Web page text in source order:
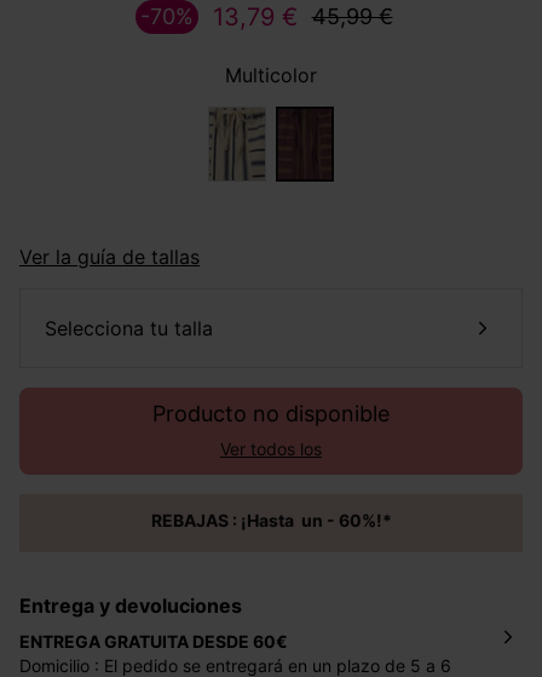
13,79 € 45,99 €
-70%
Multicolor
Ver la guía de tallas
selecciona tu talla
Producto no disponible
Ver todos los
REBAJAS : ¡Hasta un - 60%!*
Entrega y devoluciones
ENTREGA GRATUITA DESDE 60€
Domicilio : El pedido se entregará en un plazo de 5 a 6